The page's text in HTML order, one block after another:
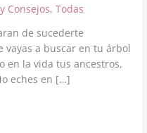
Consejos,Todas
de sucederte
vayas a buscar en tu árbol
en la vida tus ancestros,
eches en […]